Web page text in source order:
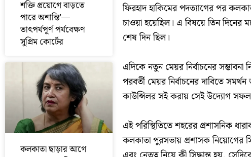
শক্তি প্রয়োগে বাড়তে
পারে অশান্তি’—
তাৎপর্যপূর্ণ পর্যবেক্ষণ
সুপ্রিম কোর্টের
কলকাতা ছাড়ার আগে
ফিরহাদ হাকিমের পদত্যাগের পর
চাওয়া হয়েছিল। এ বিষয়ে তিন দিনের
শেষ দিন ছিল।
এদিকে নতুন মেয়র নির্বাচনের
পরবর্তী মেয়র নির্বাচনের দাবিতে
কাউন্সিলর সই করায় সেই উদ্যোগ সফল
এই পরিস্থিতিতে শহরের প্রশাসনিক
কলকাতা পুরসভায় প্রশাসক নিয়োগের